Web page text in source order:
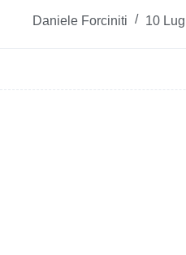
Daniele Forciniti 10